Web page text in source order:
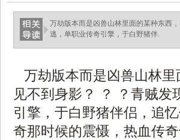
万劫版本而是凶兽山林里面的某种东西
逃，单职业传奇引擎，于白野猪伴.
万劫版本而是凶兽山林
见不到身影？ ？ ？青贼
引擎，于白野猪伴侣，追
奇那时候的震慑，热血传